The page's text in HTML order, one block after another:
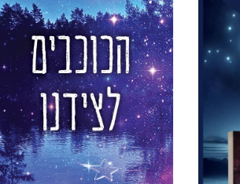
להסתובב, אבל מנדי עוצרת
לאחור ומשפשפת את המקום.
דין נראה כמו הטיפוס שיהיה שמח
שיעלים עין. "ממש סיפור
להסתדר? בבקשה?" מנדי